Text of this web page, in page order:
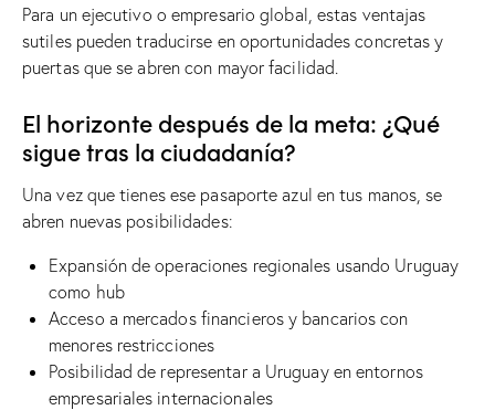
Para un ejecutivo o empresario global, estas ventajas
sutiles pueden traducirse en oportunidades concretas y
puertas que se abren con mayor facilidad.
El horizonte después de la meta: ¿Qué
sigue tras la ciudadanía?
Una vez que tienes ese pasaporte azul en tus manos, se
abren nuevas posibilidades:
Expansión de operaciones regionales usando Uruguay
como hub
Acceso a mercados financieros y bancarios con
menores restricciones
Posibilidad de representar a Uruguay en entornos
empresariales internacionales